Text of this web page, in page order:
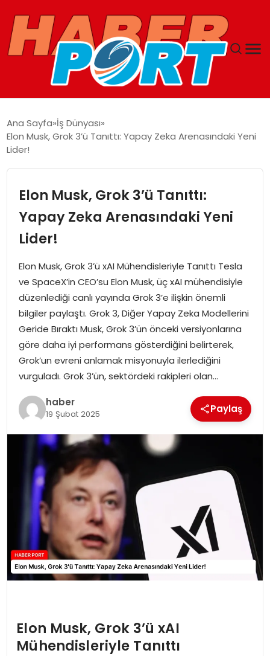
GUNCEL
SPOR
MAGAZIN
SPOR
EĞITIM
OTOMOBIL
TEKNOLOJI
Ana Sayfa İş Dünyası
Elon Musk, Grok 3’ü Tanıttı: Yapay Zeka Arenasındaki Yeni
Lider!
Elon Musk, Grok 3’ü Tanıttı:
Yapay Zeka Arenasındaki Yeni
Lider!
Elon Musk, Grok 3’ü xAI Mühendisleriyle Tanıttı Tesla
ve SpaceX’in CEO’su Elon Musk, üç xAI mühendisiyle
düzenlediği canlı yayında Grok 3’e ilişkin önemli
bilgiler paylaştı. Grok 3, Diğer Yapay Zeka Modellerini
Geride Bıraktı Musk, Grok 3’ün önceki versiyonlarına
göre daha iyi performans gösterdiğini belirterek,
Grok’un evreni anlamak misyonuyla ilerlediğini
vurguladı. Grok 3’ün, sektördeki rakipleri olan…
haber
19 Şubat 2025 Paylaş
Elon Musk, Grok 3’ü xAI
Mühendisleriyle Tanıttı